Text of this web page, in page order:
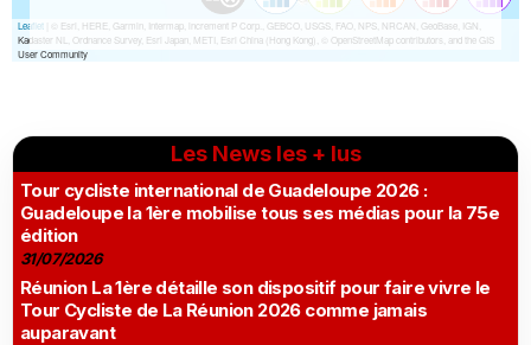
Les News les + lus
Tour cycliste international de Guadeloupe 2026 :
Guadeloupe la 1ère mobilise tous ses médias pour la 75e
édition
31/07/2026
Réunion La 1ère détaille son dispositif pour faire vivre le
Tour Cycliste de La Réunion 2026 comme jamais
auparavant